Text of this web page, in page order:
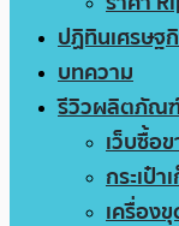
ปฏิทินเศรษฐ
บทความ
รีวิวผลิตภัณ
เว็บซื้อ
กระเป๋
เครื่อง